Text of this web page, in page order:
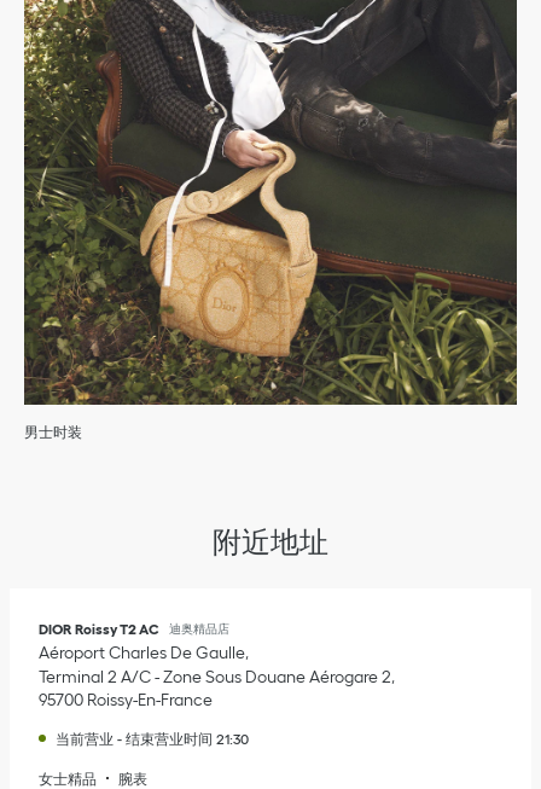
男士时装
附近地址
DIOR Roissy T2 AC 迪奥精品店
Aéroport Charles De Gaulle
Terminal 2 A/C - Zone Sous Douane Aérogare 2
95700 Roissy-En-France
当前营业 - 结束营业时间 21:30
女士精品 腕表